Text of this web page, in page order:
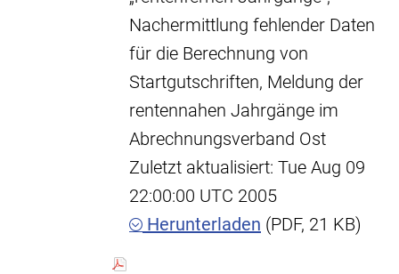
Nachermittlung fehlender Daten
für die Berechnung von
Startgutschriften, Meldung der
rentennahen Jahrgänge im
Abrechnungsverband Ost
Zuletzt aktualisiert: Tue Aug 09
22:00:00 UTC 2005
Herunterladen (PDF, 21 KB)